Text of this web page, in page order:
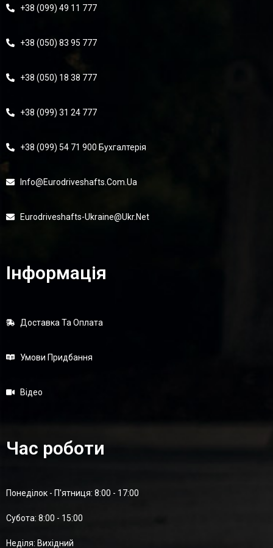
+38 (099) 49 11 777
+38 (050) 83 95 777
+38 (050) 18 38 777
+38 (099) 31 24 777
+38 (099) 54 71 900 Бухгалтерія
Info@eurodriveshafts.com.ua
Eurodriveshafts-Ukraine@ukr.net
Інформація
Доставка Та Оплата
Умови Придбання
Відео
Час роботи
Понеділок - П'ятниця: 8:00 - 17:00
Суботa: 8:00 - 15:00
Неділя: Вихідний